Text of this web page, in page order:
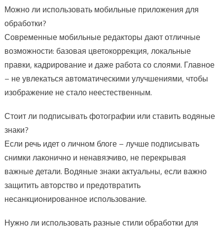
Можно ли использовать мобильные приложения для
обработки?
Современные мобильные редакторы дают отличные
возможности: базовая цветокоррекция, локальные
правки, кадрирование и даже работа со слоями. Главное
– не увлекаться автоматическими улучшениями, чтобы
изображение не стало неестественным.
Стоит ли подписывать фотографии или ставить водяные
знаки?
Если речь идет о личном блоге – лучше подписывать
снимки лаконично и ненавязчиво, не перекрывая
важные детали. Водяные знаки актуальны, если важно
защитить авторство и предотвратить
несанкционированное использование.
Нужно ли использовать разные стили обработки для